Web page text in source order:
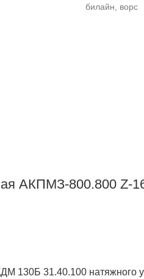
билайн, ворс
АКПМЗ-800.800 Z-